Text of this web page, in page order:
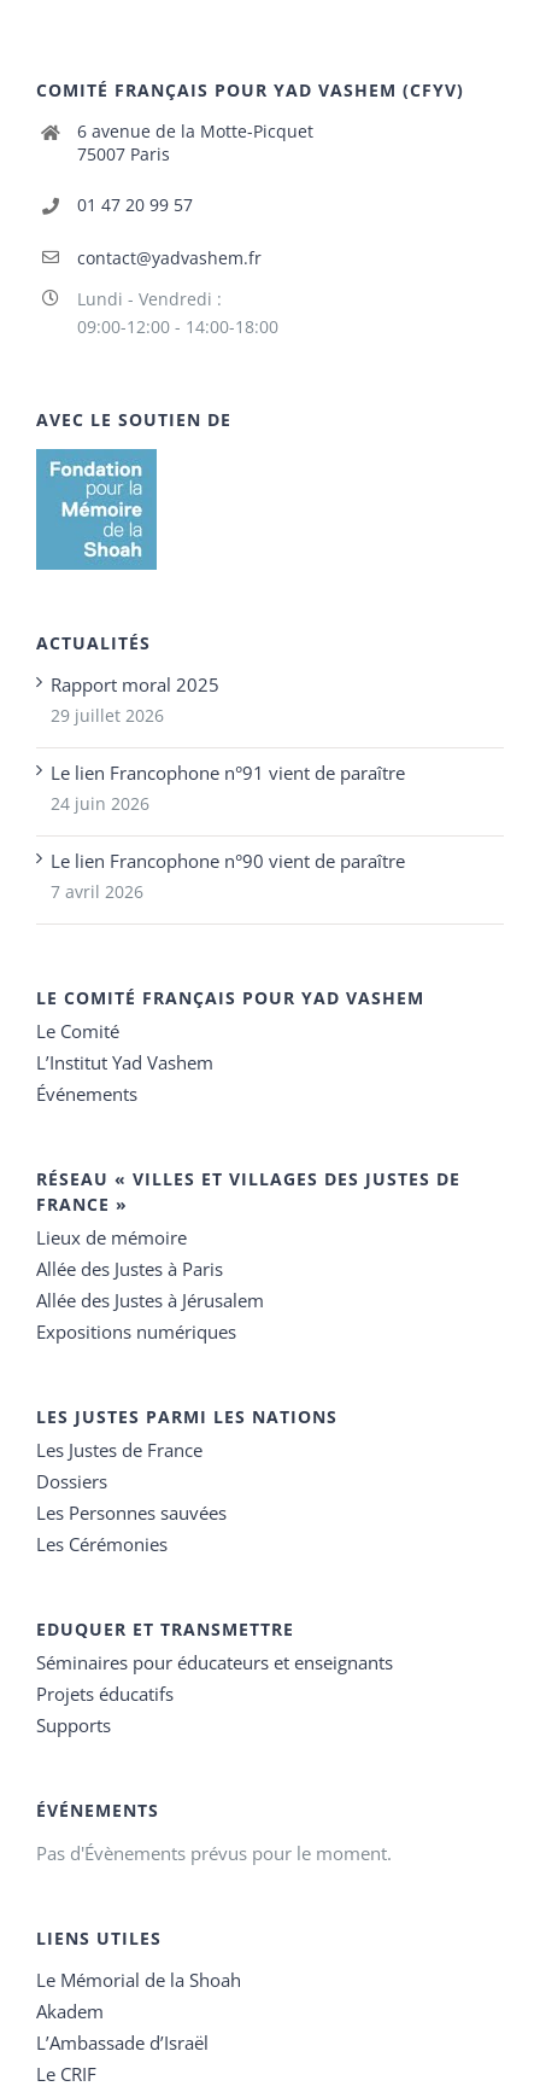
COMITÉ FRANÇAIS POUR YAD VASHEM (CFYV)
6 avenue de la Motte-Picquet
75007 Paris
01 47 20 99 57
contact@yadvashem.fr
Lundi - Vendredi :
09:00-12:00 - 14:00-18:00
AVEC LE SOUTIEN DE
ACTUALITÉS
Rapport moral 2025
29 juillet 2026
Le lien Francophone n°91 vient de paraître
24 juin 2026
Le lien Francophone n°90 vient de paraître
7 avril 2026
LE COMITÉ FRANÇAIS POUR YAD VASHEM
Le Comité
L’Institut Yad Vashem
Événements
RÉSEAU « VILLES ET VILLAGES DES JUSTES DE
FRANCE »
Lieux de mémoire
Allée des Justes à Paris
Allée des Justes à Jérusalem
Expositions numériques
LES JUSTES PARMI LES NATIONS
Les Justes de France
Dossiers
Les Personnes sauvées
Les Cérémonies
EDUQUER ET TRANSMETTRE
Séminaires pour éducateurs et enseignants
Projets éducatifs
Supports
ÉVÉNEMENTS
Pas d'Évènements prévus pour le moment.
LIENS UTILES
Le Mémorial de la Shoah
Akadem
L’Ambassade d’Israël
Le CRIF